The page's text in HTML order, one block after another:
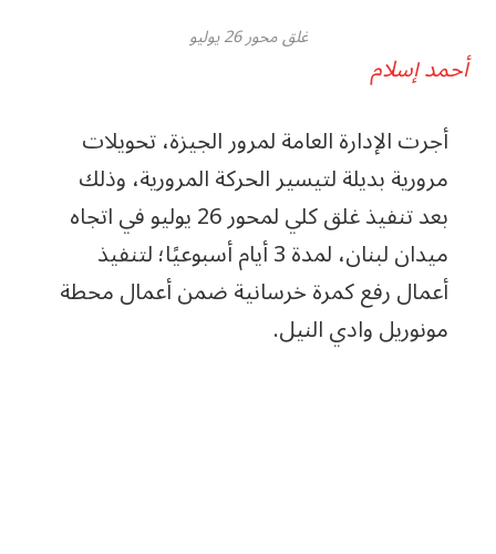
غلق محور 26 يوليو
أحمد إسلام
أجرت الإدارة العامة لمرور الجيزة، تحويلات
مرورية بديلة لتيسير الحركة المرورية، وذلك
بعد تنفيذ غلق كلي لمحور 26 يوليو في اتجاه
ميدان لبنان، لمدة 3 أيام أسبوعيًا؛ لتنفيذ
أعمال رفع كمرة خرسانية ضمن أعمال محطة
مونوريل وادي النيل.